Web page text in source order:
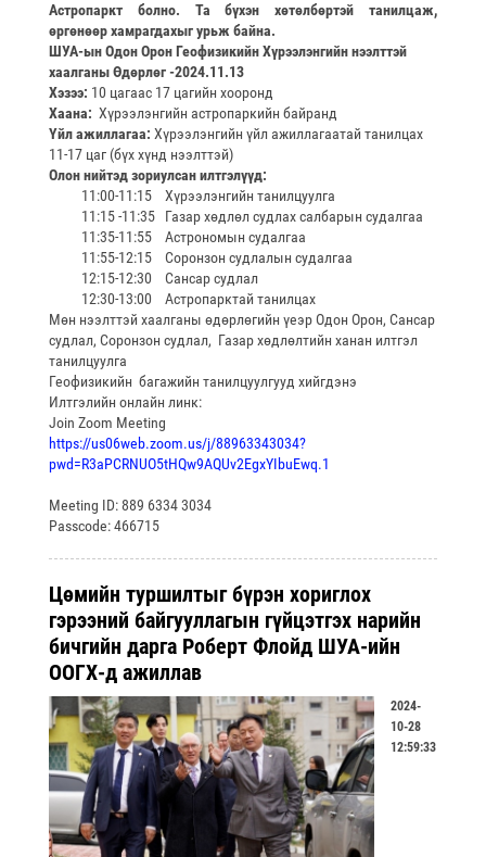
Астропаркт болно. Та бүхэн хөтөлбөртэй танилцаж,
өргөнөөр хамрагдахыг урьж байна.
ШУА-ын Одон Орон Геофизикийн Хүрээлэнгийн нээлттэй
хаалганы Өдөрлөг-2024.11.13
Хэзээ: 10 цагаас 17 цагийн хооронд
Хаана: Хүрээлэнгийн астропаркийн байранд
Үйл ажиллагаа: Хүрээлэнгийн үйл ажиллагаатай танилцах
11-17 цаг (бүх хүнд нээлттэй)
Олон нийтэд зориулсан илтгэлүүд:
11:00-11:15 Хүрээлэнгийн танилцуулга
11:15 -11:35 Газар хөдлөл судлах салбарын судалгаа
11:35-11:55 Астрономын судалгаа
11:55-12:15 Соронзон судлалын судалгаа
12:15-12:30 Сансар судлал
12:30-13:00 Астропарктай танилцах
Мөн нээлттэй хаалганы өдөрлөгийн үеэр Одон Орон, Сансар
судлал, Соронзон судлал, Газар хөдлөлтийн ханан илтгэл
танилцуулга
Геофизикийн багажийн танилцуулгууд хийгдэнэ
Илтгэлийн онлайн линк:
Join Zoom Meeting
https://us06web.zoom.us/j/88963343034?
pwd=R3aPCRNUO5tHQw9AQUv2EgxYIbuEwq.1
Meeting ID: 889 6334 3034
Passcode: 466715
Цөмийн туршилтыг бүрэн хориглох
гэрээний байгууллагын гүйцэтгэх нарийн
бичгийн дарга Роберт Флойд ШУА-ийн
ООГХ-д ажиллав
2024-
10-28
12:59:33